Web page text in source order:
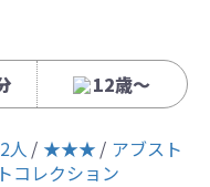
12歳〜
2人 ★★★
アブスト
コレクション